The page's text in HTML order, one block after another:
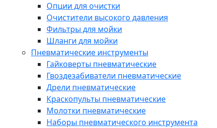
Опции для очистки
Очистители высокого давления
Фильтры для мойки
Шланги для мойки
Пневматические инструменты
Гайковерты пневматические
Гвоздезабиватели пневматические
Дрели пневматические
Краскопульты пневматические
Молотки пневматические
Наборы пневматического инструмента